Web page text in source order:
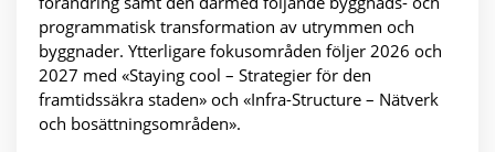
programmatisk transformation av utrymmen och
byggnader. Ytterligare fokusområden följer 2026 och
2027 med «Staying cool – Strategier för den
framtidssäkra staden» och «Infra-Structure – Nätverk
och bosättningsområden».